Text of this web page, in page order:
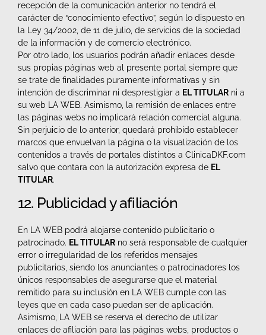
recepción de la comunicación anterior no tendrá el
carácter de “conocimiento efectivo”, según lo dispuesto en
la Ley 34/2002, de 11 de julio, de servicios de la sociedad
de la información y de comercio electrónico.
Por otro lado, los usuarios podrán añadir enlaces desde
sus propias páginas web al presente portal siempre que
se trate de finalidades puramente informativas y sin
intención de discriminar ni desprestigiar a EL TITULAR ni a
su web LA WEB. Asimismo, la remisión de enlaces entre
las páginas webs no implicará relación comercial alguna.
Sin perjuicio de lo anterior, quedará prohibido establecer
marcos que envuelvan la página o la visualización de los
contenidos a través de portales distintos a ClinicaDKF.com
salvo que contara con la autorización expresa de EL
TITULAR.
12. Publicidad y afiliación
En LA WEB podrá alojarse contenido publicitario o
patrocinado. EL TITULAR no será responsable de cualquier
error o irregularidad de los referidos mensajes
publicitarios, siendo los anunciantes o patrocinadores los
únicos responsables de asegurarse que el material
remitido para su inclusión en LA WEB cumple con las
leyes que en cada caso puedan ser de aplicación.
Asimismo, LA WEB se reserva el derecho de utilizar
enlaces de afiliación para las páginas webs, productos o